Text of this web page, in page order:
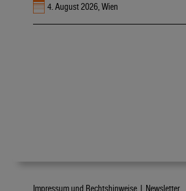
4. August 2026, Wien
Impressum und Rechtshinweise | Newsletter